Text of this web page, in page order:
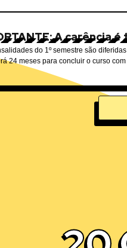
A carência
do 1º semestre são
24 meses para concluir o curso